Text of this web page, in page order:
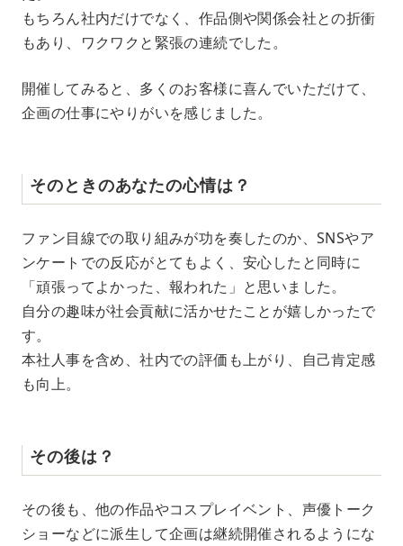
もちろん社内だけでなく、作品側や関係会社との折衝
もあり、ワクワクと緊張の連続でした。
開催してみると、多くのお客様に喜んでいただけて、
企画の仕事にやりがいを感じました。
そのときのあなたの心情は？
ファン目線での取り組みが功を奏したのか、SNSやア
ンケートでの反応がとてもよく、安心したと同時に
「頑張ってよかった、報われた」と思いました。
自分の趣味が社会貢献に活かせたことが嬉しかったで
す。
本社人事を含め、社内での評価も上がり、自己肯定感
も向上。
その後は？
その後も、他の作品やコスプレイベント、声優トーク
ショーなどに派生して企画は継続開催されるようにな